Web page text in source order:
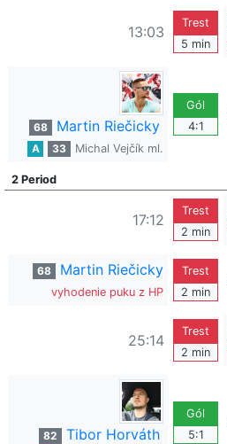
13:03
Trest
5 min
68 Martin Riečicky
A 33 Michal Vejčík ml.
Gól
4:1
2 Period
17:12
Trest
2 min
68 Martin Riečicky
vyhodenie puku z HP
Trest
2 min
25:14
Trest
2 min
82 Tibor Horváth
Gól
5:1